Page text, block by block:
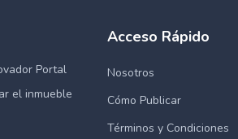
Portal
el inmueble
Acceso Rápido
Nosotros
Cómo Publicar
Términos y Condiciones